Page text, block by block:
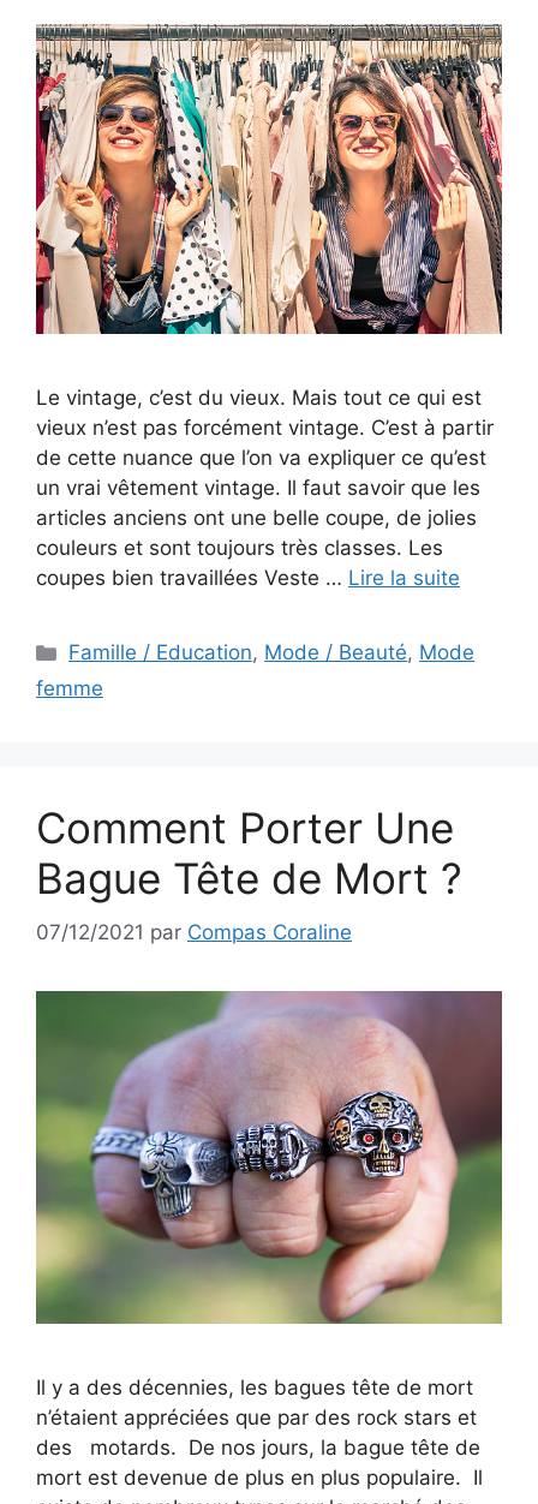
Le vintage, c’est du vieux. Mais tout ce qui est
vieux n’est pas forcément vintage. C’est à partir
de cette nuance que l’on va expliquer ce qu’est
un vrai vêtement vintage. Il faut savoir que les
articles anciens ont une belle coupe, de jolies
couleurs et sont toujours très classes. Les
coupes bien travaillées Veste … Lire la suite
Catégories
Famille / Education, Mode / Beauté, Mode
femme
Comment Porter Une
Bague Tête de Mort ?
07/12/2021 par Compas Coraline
Il y a des décennies, les bagues tête de mort
n’étaient appréciées que par des rock stars et
des motards. De nos jours, la bague tête de
mort est devenue de plus en plus populaire. Il